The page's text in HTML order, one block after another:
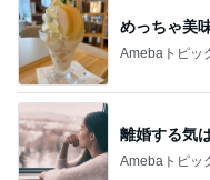
めっちゃ美
Amebaトピッ
離婚する気
Amebaトピッ